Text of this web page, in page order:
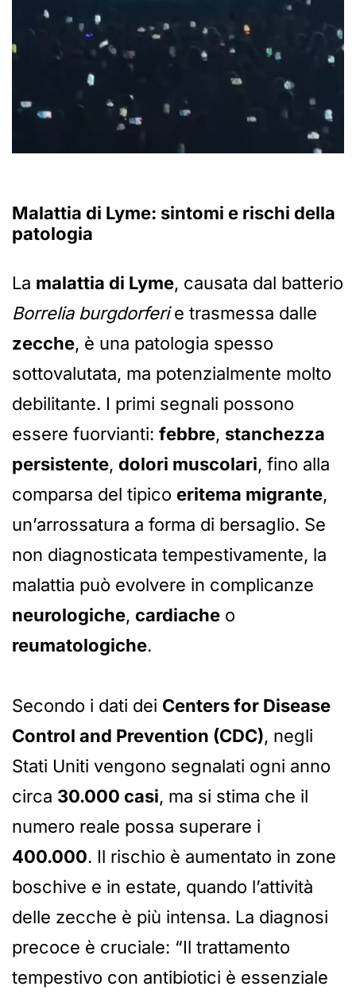
Malattia di Lyme: sintomi e rischi della
patologia
La malattia di Lyme, causata dal batterio
Borrelia burgdorferie trasmessa dalle
zecche, è una patologia spesso
sottovalutata, ma potenzialmente molto
debilitante. I primi segnali possono
essere fuorvianti: febbre, stanchezza
persistente, dolori muscolari, fino alla
comparsa del tipico eritema migrante,
un’arrossatura a forma di bersaglio. Se
non diagnosticata tempestivamente, la
malattia può evolvere in complicanze
neurologiche, cardiache o
reumatologiche.
Secondo i dati dei Centers for Disease
Control and Prevention (CDC), negli
Stati Uniti vengono segnalati ogni anno
circa 30.000 casi, ma si stima che il
numero reale possa superare i
400.000. Il rischio è aumentato in zone
boschive e in estate, quando l’attività
delle zecche è più intensa. La diagnosi
precoce è cruciale: “Il trattamento
tempestivo con antibiotici è essenziale